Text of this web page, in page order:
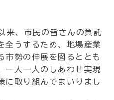
来、市民の皆さんの負託
全うするため、地場産業
市勢の伸展を図るととも
一人一人のしあわせ実現
に取り組んでまいりまし